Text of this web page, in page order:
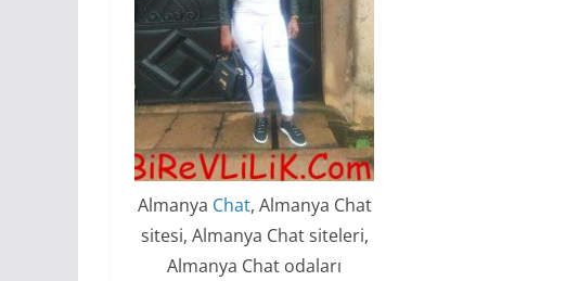
Almanya Chat, Almanya Chat
sitesi, Almanya Chat siteleri,
Almanya Chat odaları